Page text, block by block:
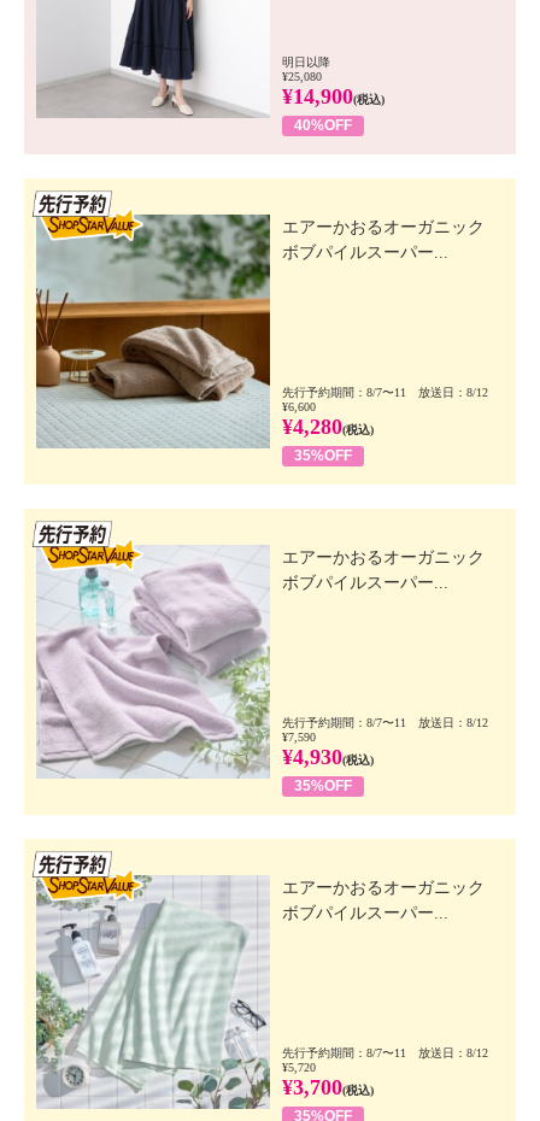
明日以降
¥25,080
¥14,900(税込)
40%OFF
エアーかおるオーガニック
ボブパイルスーパー...
先行予約期間：8/7〜11 放送日：8/12
¥6,600
¥4,280(税込)
35%OFF
エアーかおるオーガニック
ボブパイルスーパー...
先行予約期間：8/7〜11 放送日：8/12
¥7,590
¥4,930(税込)
35%OFF
エアーかおるオーガニック
ボブパイルスーパー...
先行予約期間：8/7〜11 放送日：8/12
¥5,720
¥3,700(税込)
35%OFF